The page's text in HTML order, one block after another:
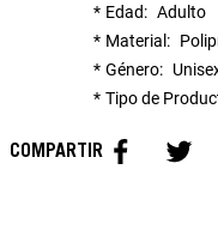
Edad
Adulto
Material
Género
Tipo de